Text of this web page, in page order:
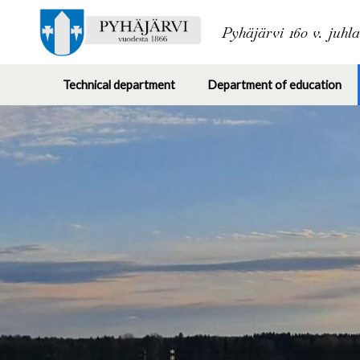
Pyhäjärvi 160 v.
Technical department
Toggle
submenu
Department of education